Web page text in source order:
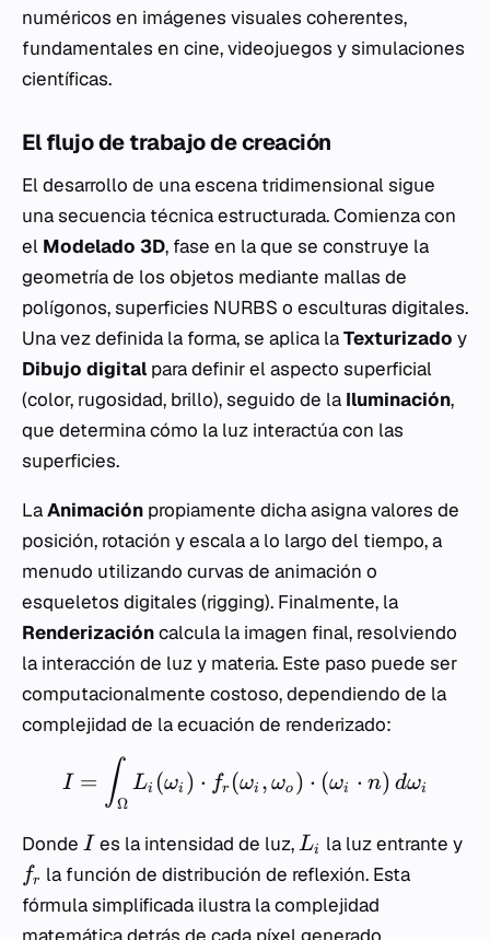
numéricos en imágenes visuales coherentes,
fundamentales en cine, videojuegos y simulaciones
científicas.
El flujo de trabajo de creación
El desarrollo de una escena tridimensional sigue
una secuencia técnica estructurada. Comienza con
el Modelado 3D, fase en la que se construye la
geometría de los objetos mediante mallas de
polígonos, superficies NURBS o esculturas digitales.
Una vez definida la forma, se aplica laTexturizado y
Dibujo digital para definir el aspecto superficial
(color, rugosidad, brillo), seguido de la Iluminación,
que determina cómo la luz interactúa con las
superficies.
LaAnimación propiamente dicha asigna valores de
posición, rotación y escala a lo largo del tiempo, a
menudo utilizando curvas de animación o
esqueletos digitales (rigging). Finalmente, la
Renderizacióncalcula la imagen final, resolviendo
la interacción de luz y materia. Este paso puede ser
computacionalmente costoso, dependiendo de la
complejidad de la ecuación de renderizado:
I = ∫Ω
Li (ωi ) ⋅ fr (ωi , ωo ) ⋅ (ωi ⋅ n) dωi
Donde Ies la intensidad de luz, Li la luz entrante y
fr la función de distribución de reflexión. Esta
fórmula simplificada ilustra la complejidad
matemática detrás de cada píxel generado.